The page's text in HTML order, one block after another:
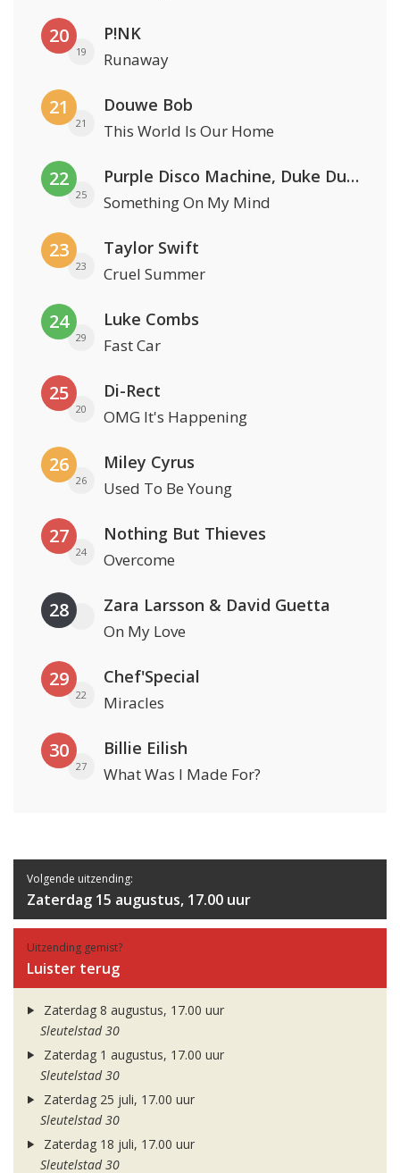
20
19
P!NK
Runaway
21
21
Douwe Bob
This World Is Our Home
22
25
Purple Disco Machine, Duke Dumont & Nothing But Thieves
Something On My Mind
23
23
Taylor Swift
Cruel Summer
24
29
Luke Combs
Fast Car
25
20
Di-Rect
OMG It's Happening
26
26
Miley Cyrus
Used To Be Young
27
24
Nothing But Thieves
Overcome
28 Zara Larsson & David Guetta
On My Love
29
22
Chef'Special
Miracles
30
27
Billie Eilish
What Was I Made For?
Volgende uitzending:
Zaterdag 15 augustus, 17.00 uur
Uitzending gemist?
Luister terug
Zaterdag 8 augustus, 17.00 uur
Sleutelstad 30
Zaterdag 1 augustus, 17.00 uur
Sleutelstad 30
Zaterdag 25 juli, 17.00 uur
Sleutelstad 30
Zaterdag 18 juli, 17.00 uur
Sleutelstad 30